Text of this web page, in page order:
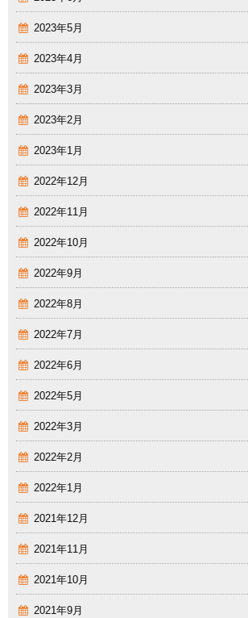
2023年5月
2023年4月
2023年3月
2023年2月
2023年1月
2022年12月
2022年11月
2022年10月
2022年9月
2022年8月
2022年7月
2022年6月
2022年5月
2022年3月
2022年2月
2022年1月
2021年12月
2021年11月
2021年10月
2021年9月